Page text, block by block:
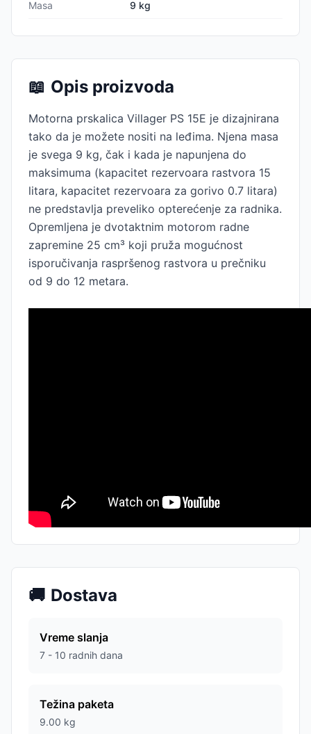
Masa 9 kg
📖 Opis proizvoda
Motorna prskalica Villager PS 15E je dizajnirana
tako da je možete nositi na leđima. Njena masa
je svega 9 kg, čak i kada je napunjena do
maksimuma (kapacitet rezervoara rastvora 15
litara, kapacitet rezervoara za gorivo 0.7 litara)
ne predstavlja preveliko opterećenje za radnika.
Opremljena je dvotaktnim motorom radne
zapremine 25 cm³ koji pruža mogućnost
isporučivanja raspršenog rastvora u prečniku
od 9 do 12 metara.
🚚 Dostava
Vreme slanja
7 - 10 radnih dana
Težina paketa
9.00 kg